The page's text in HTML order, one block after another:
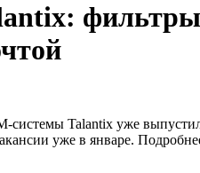
системы Talantix уже
уже в январе.